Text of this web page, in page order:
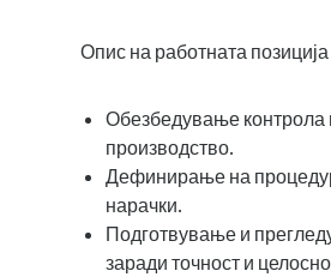
Опис на работната позиција
Обезбедување контрола
производство.
Дефинирање на
нарачки.
Подготвување и
заради точност и